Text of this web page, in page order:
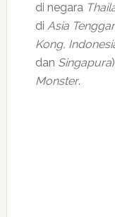
di negara
di Asia
Kong,
dan Singapura
Monster.